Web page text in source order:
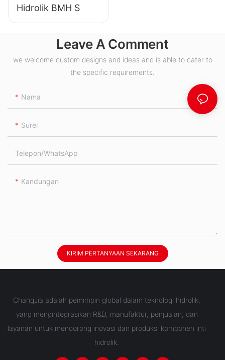
Hidrolik BMH S
Leave A Comment
we welcome custom designs and ideas and is able to cater to
the specific requirements.
Nama
Surel
Telepon/WhatsApp
Kandungan
KIRIM PERTANYAAN SEKARANG
ChangJia adalah pemimpin global dalam teknologi hidrolik,
yang mengintegrasikan R&D, manufaktur, penjualan, dan
layanan untuk mendorong inovasi dan produksi komponen inti
hidrolik.